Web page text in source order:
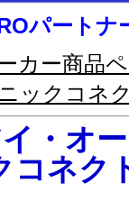
パートナ
カー商品
ックコネ
・オ
コネク